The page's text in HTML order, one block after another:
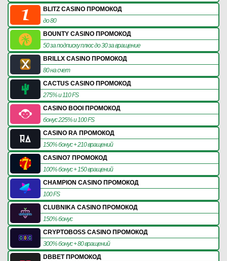
BLITZ CASINO ПРОМОКОД
до 80
BOUNTY CASINO ПРОМОКОД
50 за подписку плюс до 30 за вращение
BRILLX CASINO ПРОМОКОД
80 на счет
CACTUS CASINO ПРОМОКОД
275% и 110 FS
CASINO BOOI ПРОМОКОД
бонус 225% и 100 FS
CASINO RA ПРОМОКОД
150% бонус + 210 вращений
CASINO7 ПРОМОКОД
100% бонус + 150 вращений
CHAMPION CASINO ПРОМОКОД
100 FS
CLUBNIKA CASINO ПРОМОКОД
150% бонус
CRYPTOBOSS CASINO ПРОМОКОД
300% бонус + 80 вращений
DBBET ПРОМОКОД